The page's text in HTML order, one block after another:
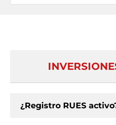
¿Registro RUES